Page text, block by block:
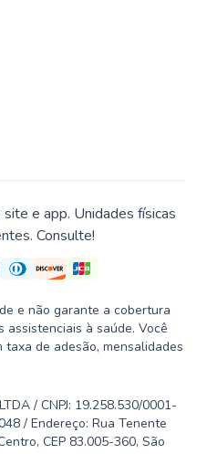
e app. Unidades físicas
Consulte!
e não garante a cobertura
à saúde. Você
de adesão, mensalidades
/ CNPJ: 19.258.530/0001-
/ Endereço: Rua Tenente
CEP 83.005-360, São